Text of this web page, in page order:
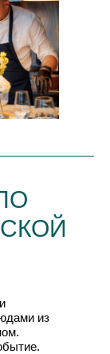
из